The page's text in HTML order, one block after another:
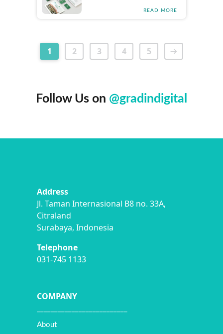
READ MORE
1 2 3 4 5
Follow Us on @gradindigital
Address
Jl. Taman Internasional B8 no. 33A,
Citraland
Surabaya, Indonesia
Telephone
031-745 1133
COMPANY
About